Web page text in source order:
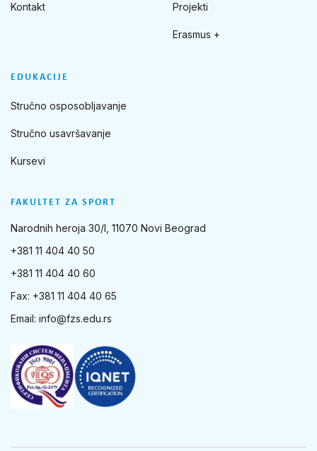
FAKULTET ZA SPORT
Narodnih heroja 30/I, 11070 Novi Beograd
+381 11 404 40 50
+381 11 404 40 60
Fax: +381 11 404 40 65
Email: info@fzs.edu.rs
Kontakt Projekti
Erasmus +
EDUKACIJE
Stručno osposobljavanje
Stručno usavršavanje
Kursevi